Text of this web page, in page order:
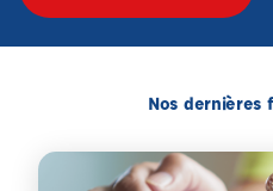
Nos dernières